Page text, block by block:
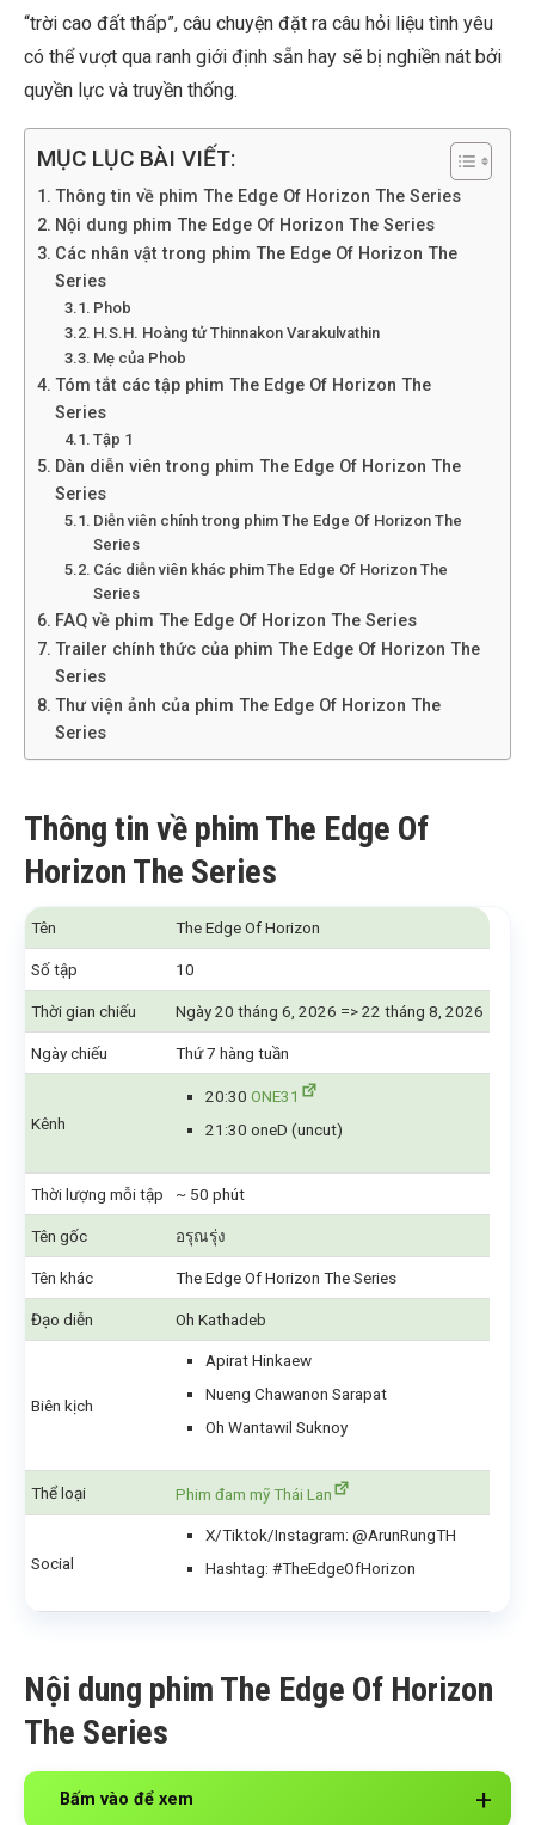
“trời cao đất thấp”, câu chuyện đặt ra câu hỏi liệu tình yêu
có thể vượt qua ranh giới định sẵn hay sẽ bị nghiền nát bởi
quyền lực và truyền thống.
MỤC LỤC BÀI VIẾT:
Thông tin về phim The Edge Of Horizon The Series
Nội dung phim The Edge Of Horizon The Series
Các nhân vật trong phim The Edge Of Horizon The
Series
Phob
H.S.H. Hoàng tử Thinnakon Varakulvathin
Mẹ của Phob
Tóm tắt các tập phim The Edge Of Horizon The
Series
Tập 1
Dàn diễn viên trong phim The Edge Of Horizon The
Series
Diễn viên chính trong phim The Edge Of Horizon The
Series
Các diễn viên khác phim The Edge Of Horizon The
Series
FAQ về phim The Edge Of Horizon The Series
Trailer chính thức của phim The Edge Of Horizon The
Series
Thư viện ảnh của phim The Edge Of Horizon The
Series
Thông tin về phim The Edge Of
Horizon The Series
Tên The Edge Of Horizon
Số tập 10
Thời gian chiếu Ngày 20 tháng 6, 2026 => 22 tháng 8, 2026
Ngày chiếu Thứ 7 hàng tuần
Kênh
20:30 ONE31
21:30 oneD (uncut)
Thời lượng mỗi tập ~ 50 phút
Tên gốc อรุณรุ่ง
Tên khác The Edge Of Horizon The Series
Đạo diễn Oh Kathadeb
Biên kịch
Apirat Hinkaew
Nueng Chawanon Sarapat
Oh Wantawil Suknoy
Thể loại Phim đam mỹ Thái Lan
Social
X/Tiktok/Instagram: @ArunRungTH
Hashtag: #TheEdgeOfHorizon
Nội dung phim The Edge Of Horizon
The Series
Bấm vào để xem